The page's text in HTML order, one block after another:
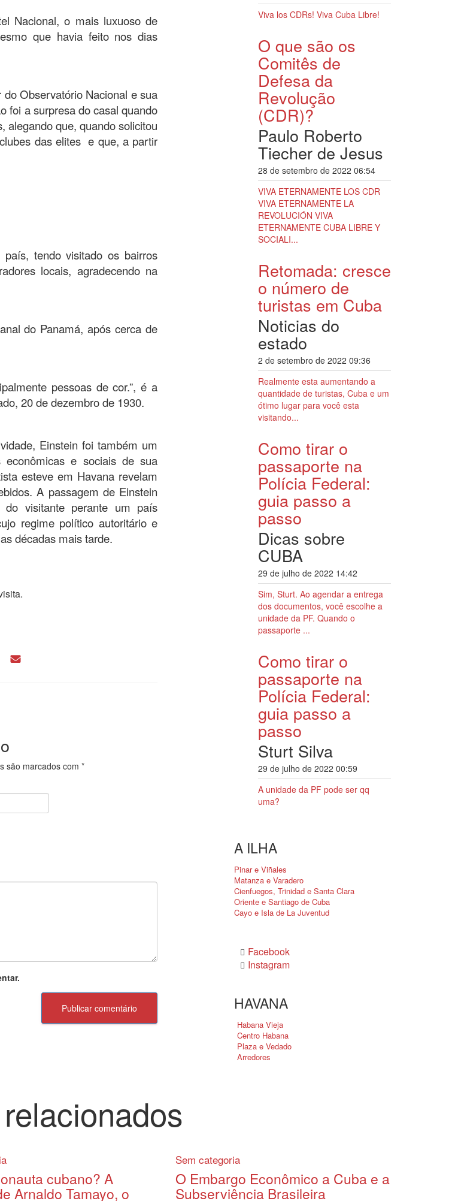
Nacional, o mais luxuoso de
que havia feito nos dias
Observatório Nacional e sua
foi a surpresa do casal quando
alegando que, quando solicitou
das elites e que, a partir
tendo visitado os bairros
locais, agradecendo na
do Panamá, após cerca de
pessoas de cor.”, é a
20 de dezembro de 1930.
Einstein foi também um
econômicas e sociais de sua
esteve em Havana revelam
A passagem de Einstein
visitante perante um país
regime político autoritário e
décadas mais tarde.
são marcados com *
Viva los CDRs! Viva Cuba Libre!
O que são os
Comitês de
Defesa da
Revolução
(CDR)?
Paulo Roberto
Tiecher de Jesus
28 de setembro de 2022 06:54
VIVA ETERNAMENTE LOS CDR
VIVA ETERNAMENTE LA
REVOLUCIÓN VIVA
ETERNAMENTE CUBA LIBRE Y
SOCIALI...
Retomada: cresce
o número de
turistas em Cuba
Noticias do
estado
2 de setembro de 2022 09:36
Realmente esta aumentando a
quantidade de turistas, Cuba e um
ótimo lugar para você esta
visitando...
Como tirar o
passaporte na
Polícia Federal:
guia passo a
passo
Dicas sobre
CUBA
29 de julho de 2022 14:42
Sim, Sturt. Ao agendar a entrega
dos documentos, você escolhe a
unidade da PF. Quando o
passaporte ...
Como tirar o
passaporte na
Polícia Federal:
guia passo a
passo
Sturt Silva
29 de julho de 2022 00:59
A unidade da PF pode ser qq
uma?
A ILHA
Pinar e Viñales
Matanza e Varadero
Cienfuegos, Trinidad e Santa Clara
Oriente e Santiago de Cuba
Cayo e Isla de La Juventud
Facebook
Instagram
HAVANA
Habana Vieja
Centro Habana
Plaza e Vedado
Arredores
cubano? A
Arnaldo Tamayo, o
Sem categoria
O Embargo Econômico a Cuba e a
Subserviência Brasileira